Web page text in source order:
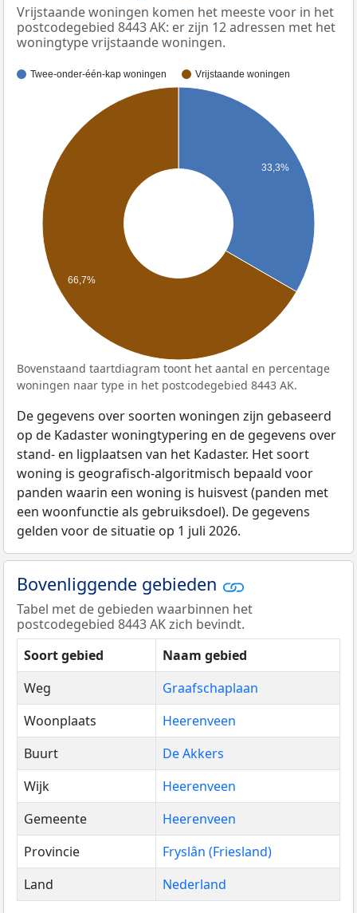
Vrijstaande woningen komen het meeste voor in het
postcodegebied 8443 AK: er zijn 12 adressen met het
woningtype vrijstaande woningen.
Twee-onder-één-kap woningen Vrijstaande woningen
33,3%
66,7%
Bovenstaand taartdiagram toont het aantal en percentage
woningen naar type in het postcodegebied 8443 AK.
De gegevens over soorten woningen zijn gebaseerd
op de Kadaster woningtypering en de gegevens over
stand- en ligplaatsen van het Kadaster. Het soort
woning is geografisch-algoritmisch bepaald voor
panden waarin een woning is huisvest (panden met
een woonfunctie als gebruiksdoel). De gegevens
gelden voor de situatie op 1 juli 2026.
Bovenliggende gebieden
Tabel met de gebieden waarbinnen het
postcodegebied 8443 AK zich bevindt.
Soort gebied
Naam gebied
Weg
Graafschaplaan
Woonplaats
Heerenveen
Buurt
De Akkers
Wijk
Heerenveen
Gemeente
Heerenveen
Provincie
Fryslân (Friesland)
Land
Nederland